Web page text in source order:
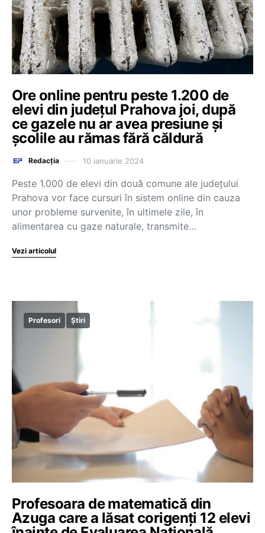
Ore online pentru peste 1.200 de
elevi din județul Prahova joi, după
ce gazele nu ar avea presiune și
școlile au rămas fără căldură
Redacția 10 ianuarie 2024
Peste 1.000 de elevi din două comune ale judeţului
Prahova vor face cursuri în sistem online din cauza
unor probleme survenite, în ultimele zile, în
alimentarea cu gaze naturale, transmite…
Vezi articolul
Profesori Știri
Profesoara de matematică din
Azuga care a lăsat corigenți 12 elevi